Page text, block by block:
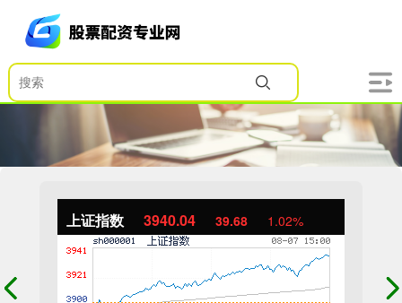
上证指数 3940.04 39.68 1.02%